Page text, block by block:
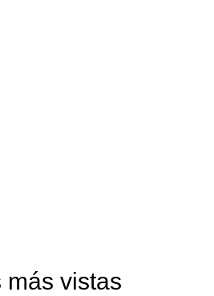
más vistas